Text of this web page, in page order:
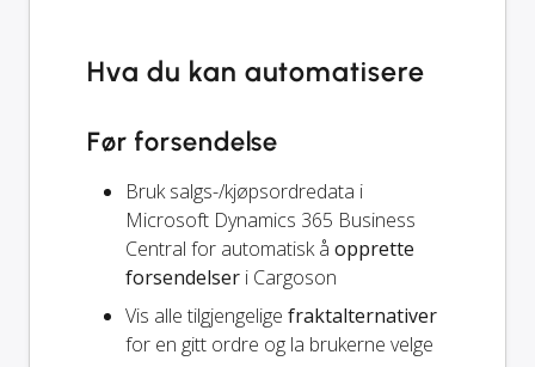
Hva du kan automatisere
Før forsendelse
Bruk salgs-/kjøpsordredata i
Microsoft Dynamics 365 Business
Central for automatisk å opprette
forsendelser i Cargoson
Vis alle tilgjengelige fraktalternativer
for en gitt ordre og la brukerne velge